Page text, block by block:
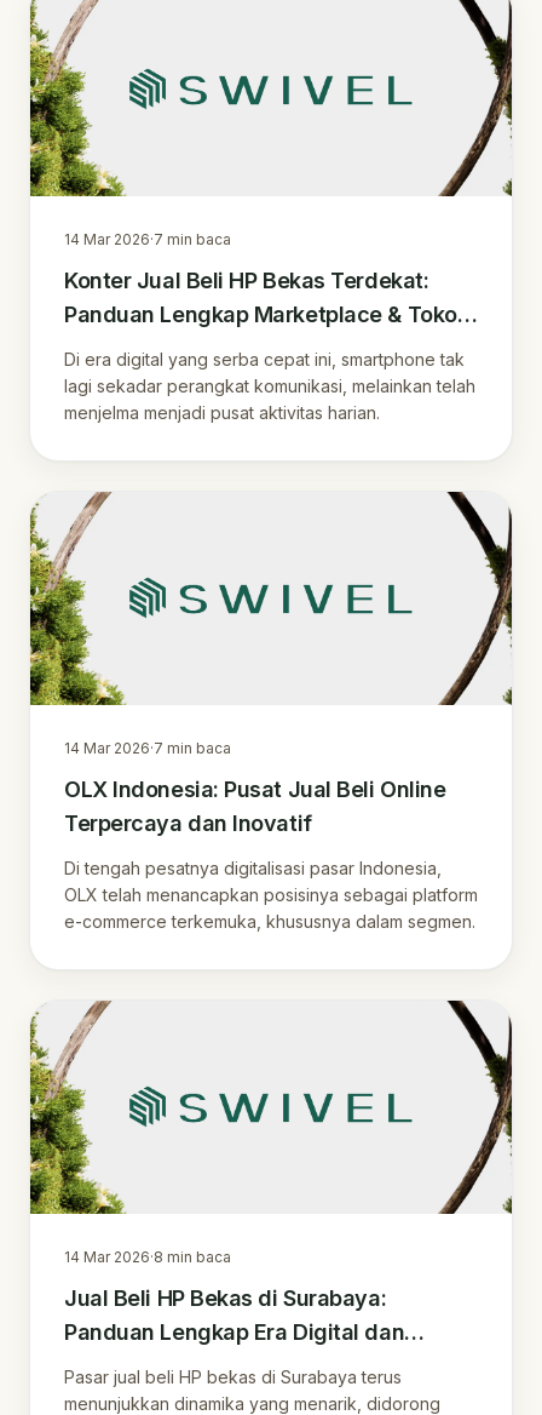
14 Mar 2026·7 min baca
Konter Jual Beli HP Bekas Terdekat:
Panduan Lengkap Marketplace & Toko
di Indonesia
Di era digital yang serba cepat ini, smartphone tak
lagi sekadar perangkat komunikasi, melainkan telah
menjelma menjadi pusat aktivitas harian.
14 Mar 2026·7 min baca
OLX Indonesia: Pusat Jual Beli Online
Terpercaya dan Inovatif
Di tengah pesatnya digitalisasi pasar Indonesia,
OLX telah menancapkan posisinya sebagai platform
e-commerce terkemuka, khususnya dalam segmen.
14 Mar 2026·8 min baca
Jual Beli HP Bekas di Surabaya:
Panduan Lengkap Era Digital dan
Keberlanjutan
Pasar jual beli HP bekas di Surabaya terus
menunjukkan dinamika yang menarik, didorong